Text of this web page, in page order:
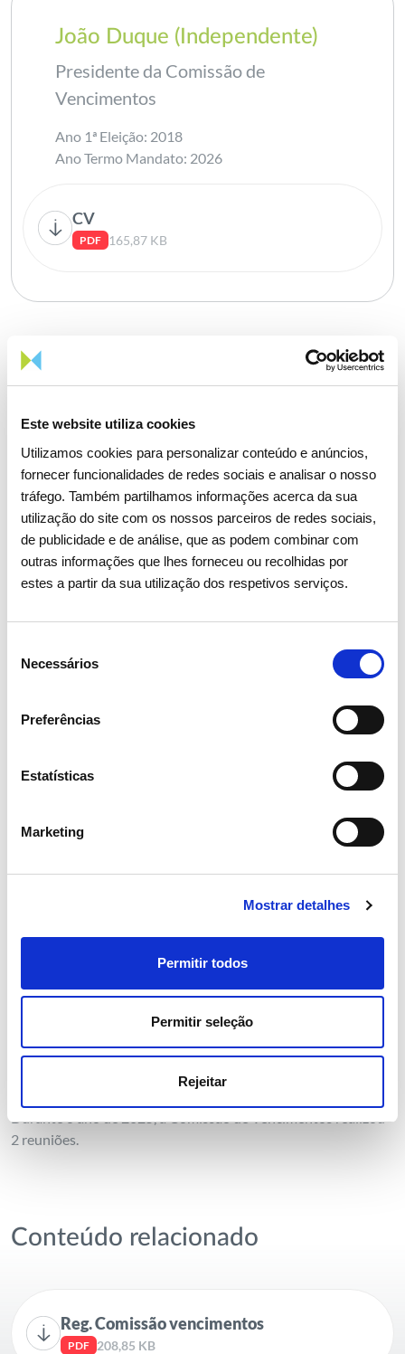
Este website utiliza cookies
Utilizamos cookies para personalizar conteúdo e anúncios,
fornecer funcionalidades de redes sociais e analisar o nosso
tráfego. Também partilhamos informações acerca da sua
utilização do site com os nossos parceiros de redes sociais,
de publicidade e de análise, que as podem combinar com
outras informações que lhes forneceu ou recolhidas por
estes a partir da sua utilização dos respetivos serviços.
Necessários
Preferências
Estatísticas
Marketing
Mostrar detalhes
Permitir todos
Permitir seleção
Rejeitar
João Duque (Independente)
Presidente da Comissão de
Vencimentos
Ano 1ª Eleição: 2018
Ano Termo Mandato: 2026
CV
PDF 165,87 KB
Membro da Comissão de
Vencimentos
Ano 1ª Eleição: 2018
Ano Termo Mandato: 2026
CV
Fernando Neves de Almeida
Ano 1ª Eleição: 2014
Durante o ano de 2025, a Comissão de Vencimentos realizou
2 reuniões.
Conteúdo relacionado
Reg. Comissão vencimentos
PDF 208,85 KB